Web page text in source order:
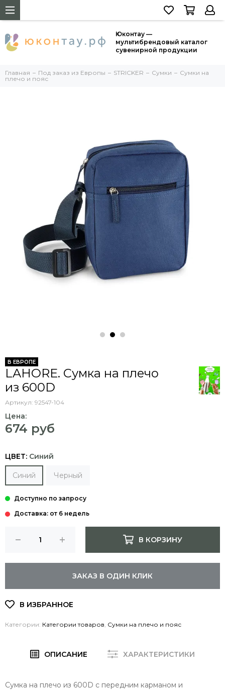
Юконтау —
мультибрендовый каталог
сувенирной продукции
Главная Под заказ из Европы STRICKER Сумки
Сумки на
плечо и пояс
В ЕВРОПЕ
LAHORE. Сумка на плечо
из 600D
Артикул: 92547-104
Цена:
674 руб
ЦВЕТ: Синий
Синий Черный
Доставка: от 6 недель
В КОРЗИНУ
ЗАКАЗ В ОДИН КЛИК
Категории: Категории товаров Сумки на плечо и пояс
ОПИСАНИЕ ХАРАКТЕРИСТИКИ
Сумка на плечо из 600D с передним карманом и